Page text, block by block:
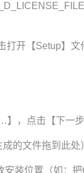
开【Setup】文
，点击【下一步
的文件拖到此处
装位置（如：